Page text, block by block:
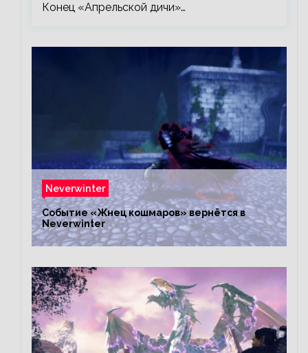
Конец «Апрельской дичи»…
Neverwinter
Событие «Жнец кошмаров» вернётся в
Neverwinter